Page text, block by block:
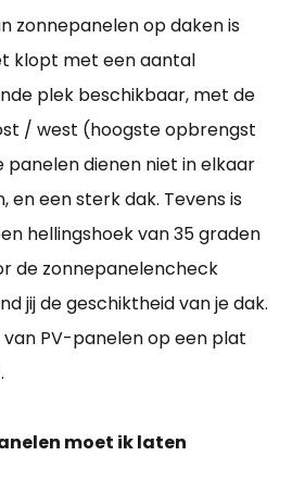
zonnepanelen op daken is
klopt met een aantal
plek beschikbaar, met de
/ west (hoogste opbrengst
panelen dienen niet in elkaar
en een sterk dak. Tevens is
hellingshoek van 35 graden
de zonnepanelencheck
jij de geschiktheid van je dak.
PV-panelen op een plat
moet ik laten